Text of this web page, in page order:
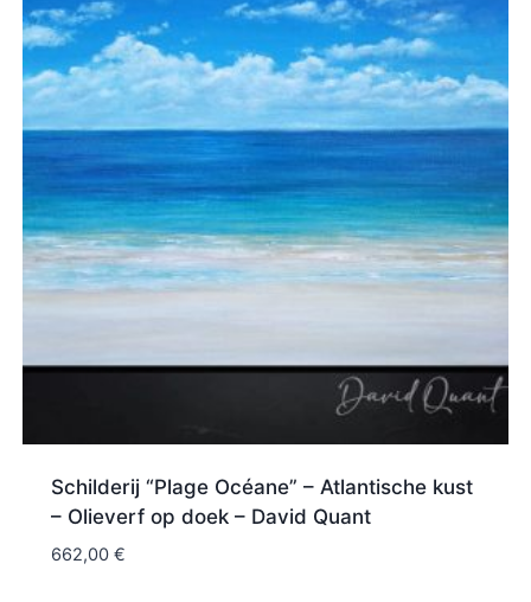
Schilderij “Plage Océane” – Atlantische kust
– Olieverf op doek – David Quant
662,00€